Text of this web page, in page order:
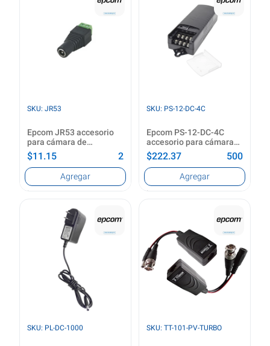
Ver producto
Tecnología de
conectividad
Alámbrico
Ver producto
SKU: JR53
Epcom JR53 accesorio
para cámara de
seguridad
$11.15 2
Color del producto
Negro, Verde
Ver producto
Agregar
SKU: PS-12-DC-4C
Epcom PS-12-DC-4C
accesorio para cámara
de seguridad Sistema de
alimentación
$222.37 500
Sistema de alimentación
Negro
Ver producto
Agregar
SKU: PL-DC-1000 SKU: TT-101-PV-TURBO